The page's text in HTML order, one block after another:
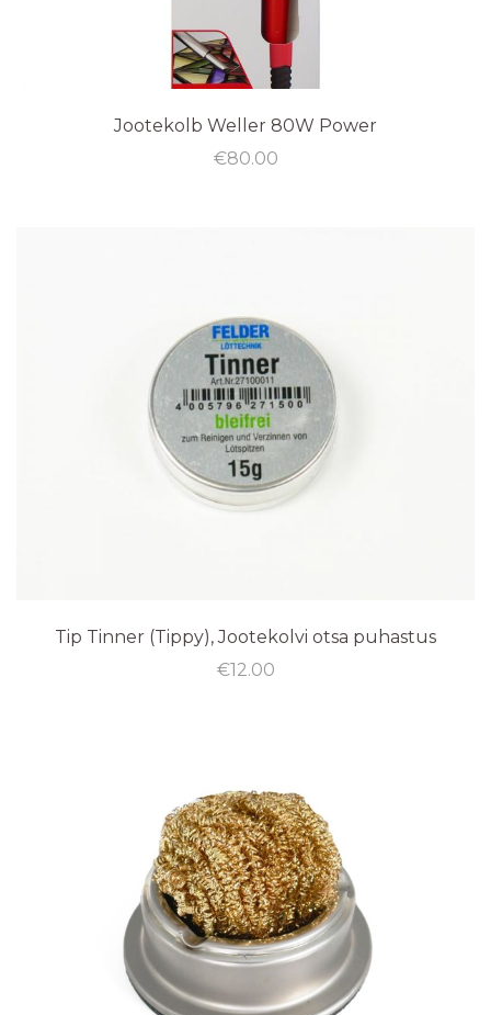
Jootekolb Weller 80W Power
€80.00
Tip Tinner (Tippy), Jootekolvi otsa puhastus
€12.00